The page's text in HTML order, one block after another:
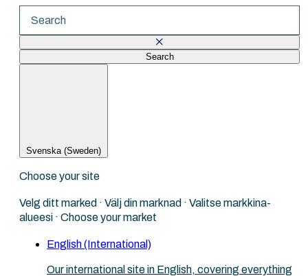
Search
Svenska (Sweden)
Choose your site
Velg ditt marked · Välj din marknad · Valitse markkina-
alueesi · Choose your market
English (International)
Our international site in English, covering everything